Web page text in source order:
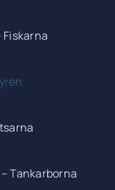
Tankarborna